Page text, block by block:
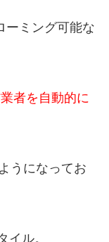
ーミング可能な
者を自動的に
うになってお
イル。